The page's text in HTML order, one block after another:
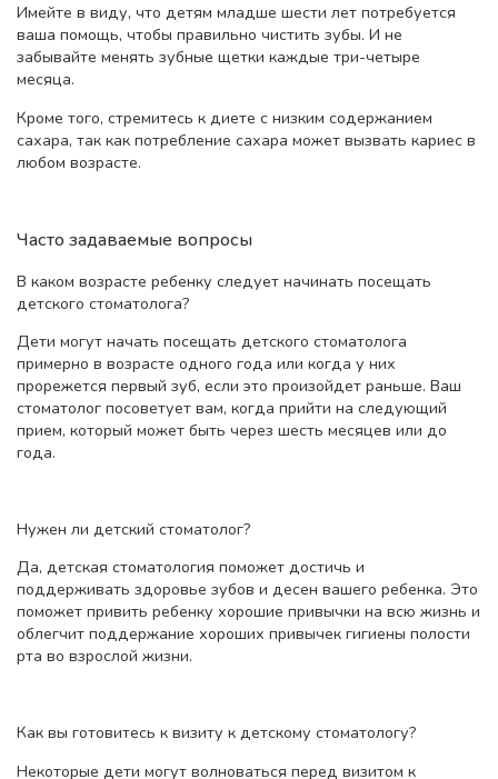
Имейте в виду, что детям младше шести лет потребуется
ваша помощь, чтобы правильно чистить зубы. И не
забывайте менять зубные щетки каждые три-четыре
месяца.
Кроме того, стремитесь к диете с низким содержанием
сахара, так как потребление сахара может вызвать кариес в
любом возрасте.
Часто задаваемые вопросы
В каком возрасте ребенку следует начинать посещать
детского стоматолога?
Дети могут начать посещать детского стоматолога
примерно в возрасте одного года или когда у них
прорежется первый зуб, если это произойдет раньше. Ваш
стоматолог посоветует вам, когда прийти на следующий
прием, который может быть через шесть месяцев или до
года.
Нужен ли детский стоматолог?
Да, детская стоматология поможет достичь и
поддерживать здоровье зубов и десен вашего ребенка. Это
поможет привить ребенку хорошие привычки на всю жизнь и
облегчит поддержание хороших привычек гигиены полости
рта во взрослой жизни.
Как вы готовитесь к визиту к детскому стоматологу?
Некоторые дети могут волноваться перед визитом к